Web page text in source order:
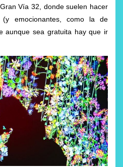
Vía 32, donde suelen hacer
(y emocionantes, como la de
aunque sea gratuita hay que ir